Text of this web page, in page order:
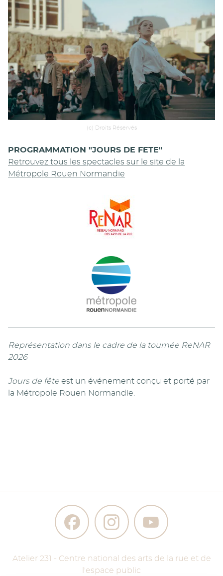
(c) Droits Réservés
PROGRAMMATION "JOURS DE FETE"
Retrouvez tous les spectacles sur le site de la
Métropole Rouen Normandie
Représentation dans le cadre de la tournée ReNAR
2026
Jours de fête est un événement conçu et porté par
la Métropole Rouen Normandie.
Atelier 231 - Centre national des arts de la rue et de
l'espace public